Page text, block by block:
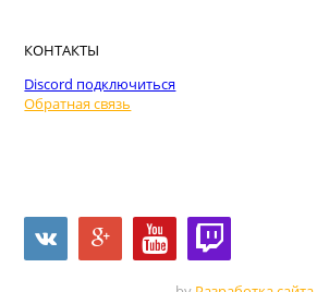
КОНТАКТЫ
Discord подключиться
Обратная связь